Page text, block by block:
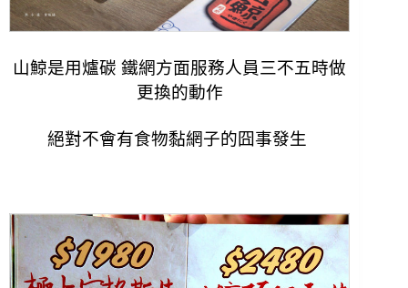
山鯨是用爐碳 鐵網方面服務人員三不五時做
更換的動作
絕對不會有食物黏網子的囧事發生